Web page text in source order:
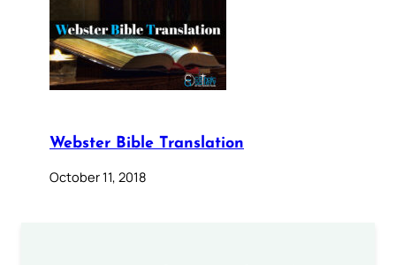
Webster Bible Translation
October 11, 2018